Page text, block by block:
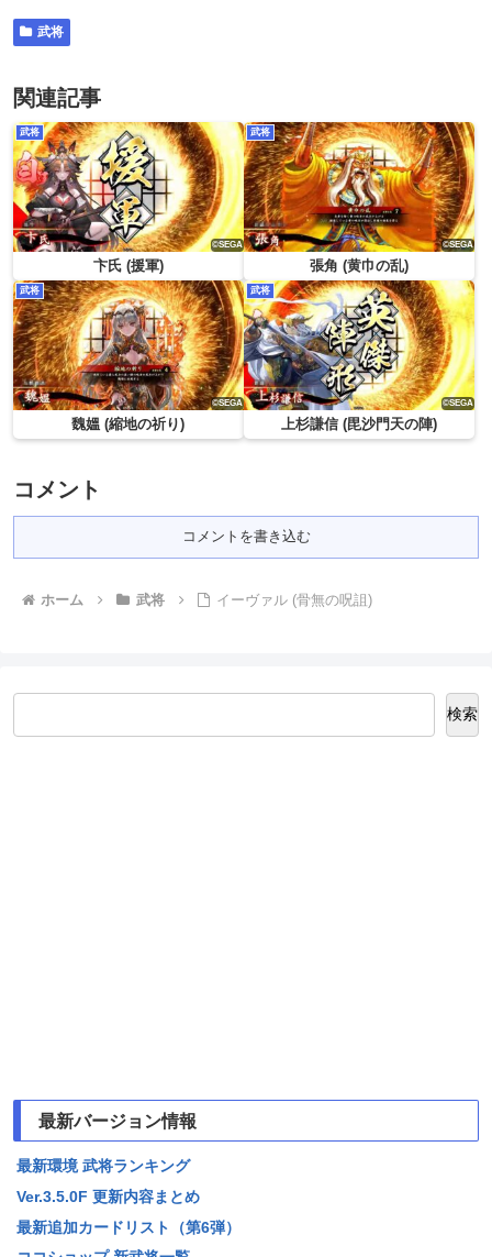
武将
関連記事
武将
卞氏 (援軍)
武将
張角 (黄巾の乱)
武将
魏媼 (縮地の祈り)
武将
上杉謙信 (毘沙門天の陣)
コメント
コメントを書き込む
ホーム 武将 イーヴァル (骨無の呪詛)
検索
最新バージョン情報
最新環境 武将ランキング
Ver.3.5.0F 更新内容まとめ
最新追加カードリスト（第6弾）